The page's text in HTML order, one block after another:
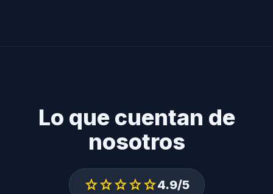
Lo que cuentan de
nosotros
starstarstarstarstar4.9/5